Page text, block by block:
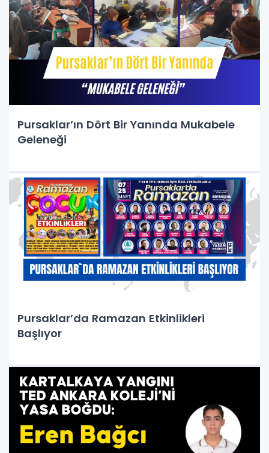
Pursaklar’ın Dört Bir Yanında Mukabele
Geleneği
Pursaklar’da Ramazan Etkinlikleri
Başlıyor